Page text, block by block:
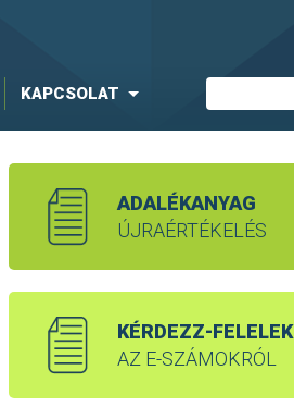
KAPCSOLAT
ADALÉKANYAG
ÚJRAÉRTÉKELÉS
KÉRDEZZ-FELELEK
AZ E-SZÁMOKRÓL